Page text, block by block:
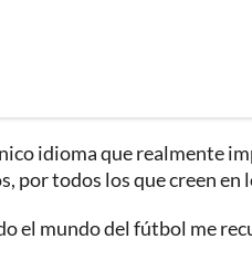
idioma que realmente
por todos los que creen en
el mundo del fútbol me